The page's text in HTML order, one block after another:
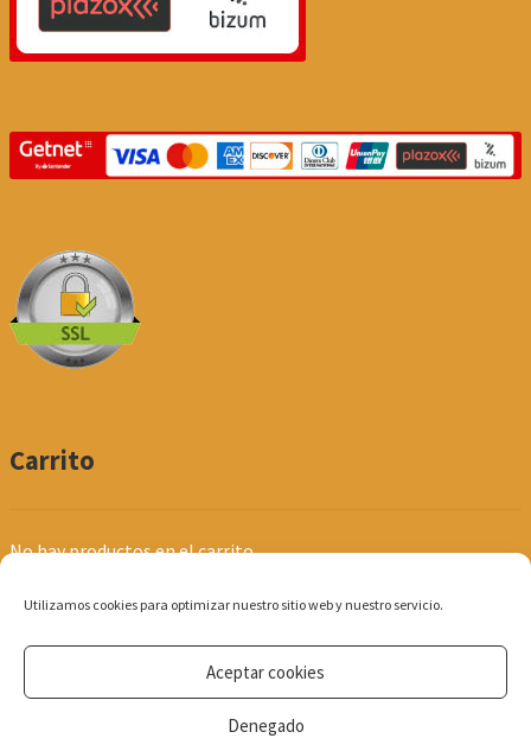
Utilizamos cookies para optimizar nuestro sitio web y nuestro servicio.
Aceptar cookies
Denegado
Carrito
No hay productos en el carrito.
© Produpel | Productos de Peluquería y Estética 2026